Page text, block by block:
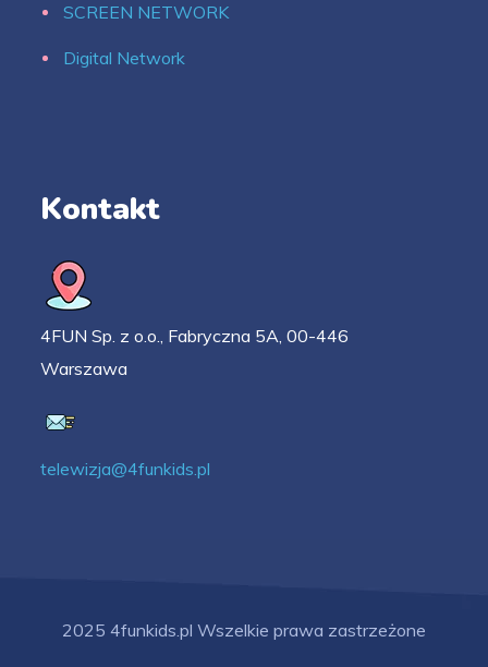
SCREEN NETWORK
Digital Network
Kontakt
4FUN Sp. z o.o., Fabryczna 5A, 00-446
Warszawa
telewizja@4funkids.pl
2025 4funkids.pl Wszelkie prawa zastrzeżone